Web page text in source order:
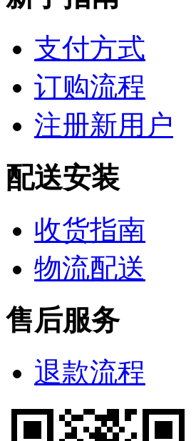
支付方式
订购流程
注册新用户
配送安装
收货指南
物流配送
售后服务
退款流程